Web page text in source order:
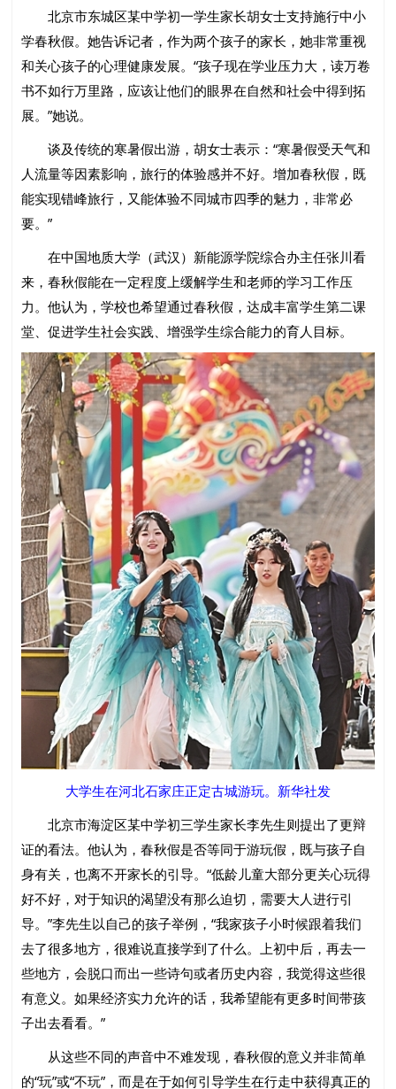
北京市东城区某中学初一学生家长胡女士支持施行中小
学春秋假。她告诉记者，作为两个孩子的家长，她非常重视
和关心孩子的心理健康发展。“孩子现在学业压力大，读万卷
书不如行万里路，应该让他们的眼界在自然和社会中得到拓
展。”她说。
谈及传统的寒暑假出游，胡女士表示：“寒暑假受天气和
人流量等因素影响，旅行的体验感并不好。增加春秋假，既
能实现错峰旅行，又能体验不同城市四季的魅力，非常必
要。”
在中国地质大学（武汉）新能源学院综合办主任张川看
来，春秋假能在一定程度上缓解学生和老师的学习工作压
力。他认为，学校也希望通过春秋假，达成丰富学生第二课
堂、促进学生社会实践、增强学生综合能力的育人目标。
大学生在河北石家庄正定古城游玩。新华社发
北京市海淀区某中学初三学生家长李先生则提出了更辩
证的看法。他认为，春秋假是否等同于游玩假，既与孩子自
身有关，也离不开家长的引导。“低龄儿童大部分更关心玩得
好不好，对于知识的渴望没有那么迫切，需要大人进行引
导。”李先生以自己的孩子举例，“我家孩子小时候跟着我们
去了很多地方，很难说直接学到了什么。上初中后，再去一
些地方，会脱口而出一些诗句或者历史内容，我觉得这些很
有意义。如果经济实力允许的话，我希望能有更多时间带孩
子出去看看。”
从这些不同的声音中不难发现，春秋假的意义并非简单
的“玩”或“不玩”，而是在于如何引导学生在行走中获得真正的